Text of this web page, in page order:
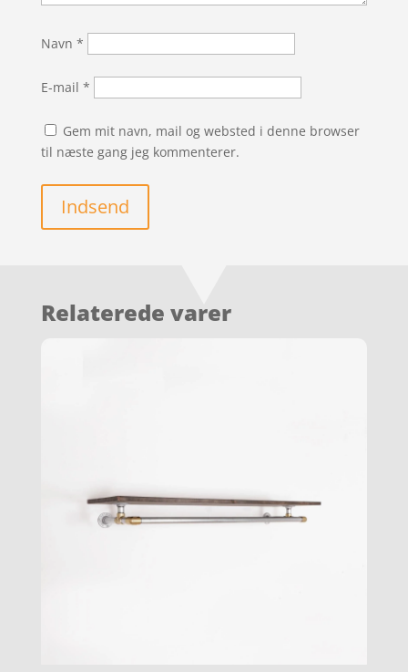
Navn *
E-mail *
Gem mit navn, mail og websted i denne browser
til næste gang jeg kommenterer.
Indsend
Relaterede varer